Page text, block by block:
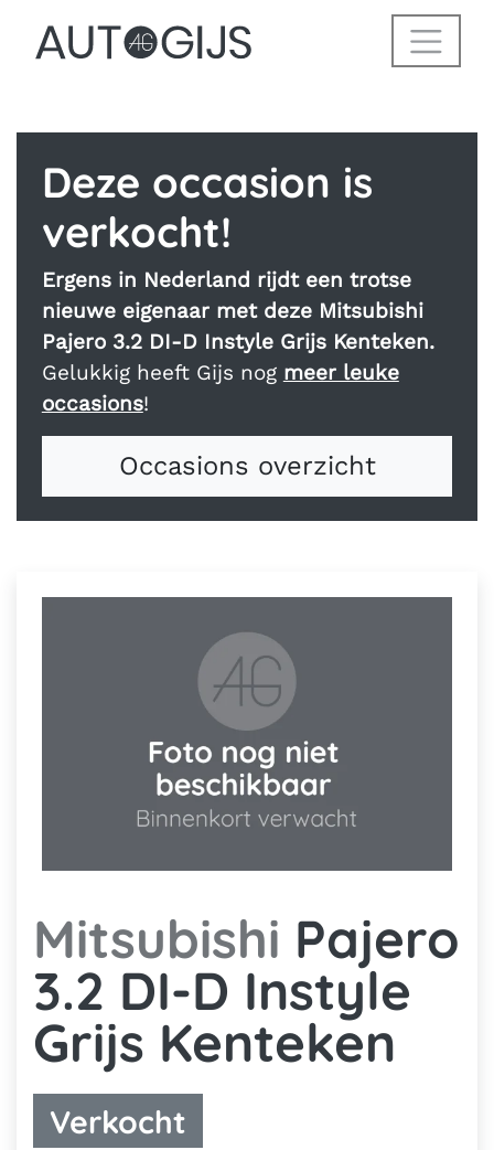
Welkom op de
Deze occasion is
verkocht!
Ergens in Nederland rijdt een trotse
nieuwe eigenaar met deze Mitsubishi
Pajero 3.2 DI-D Instyle Grijs Kenteken.
Gelukkig heeft Gijs nog meer leuke
occasions!
Occasions overzicht
Mitsubishi Pajero
3.2 DI-D Instyle
Grijs Kenteken
Verkocht